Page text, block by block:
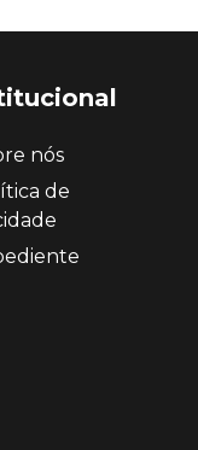
nós
de